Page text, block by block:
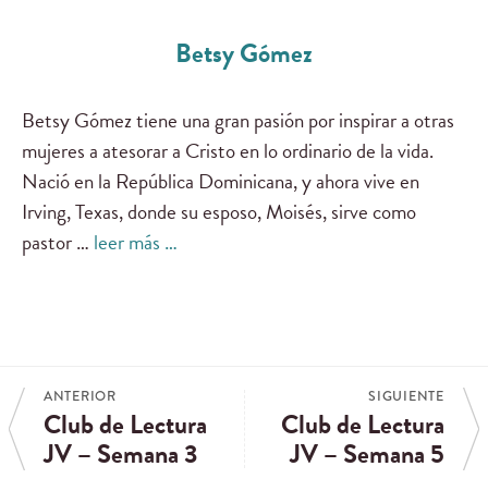
Betsy Gómez
Betsy Gómez tiene una gran pasión por inspirar a otras
mujeres a atesorar a Cristo en lo ordinario de la vida.
Nació en la República Dominicana, y ahora vive en
Irving, Texas, donde su esposo, Moisés, sirve como
pastor … leer más …
ANTERIOR
Club de Lectura
JV – Semana 3
SIGUIENTE
Club de Lectura
JV – Semana 5